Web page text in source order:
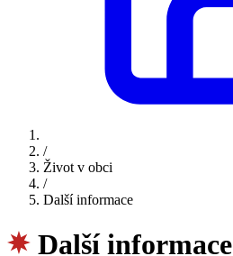
/
Život v obci
/
Další informace
Další informace